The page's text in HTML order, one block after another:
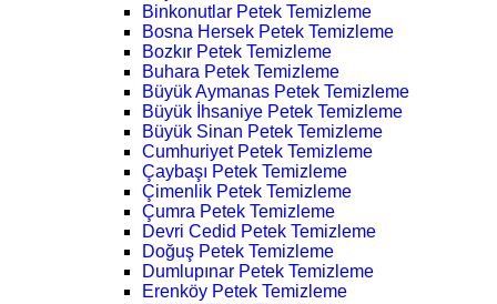
Binkonutlar Petek Temizleme
Bosna Hersek Petek Temizleme
Bozkır Petek Temizleme
Buhara Petek Temizleme
Büyük Aymanas Petek Temizleme
Büyük İhsaniye Petek Temizleme
Büyük Sinan Petek Temizleme
Cumhuriyet Petek Temizleme
Çaybaşı Petek Temizleme
Çimenlik Petek Temizleme
Çumra Petek Temizleme
Devri Cedid Petek Temizleme
Doğuş Petek Temizleme
Dumlupınar Petek Temizleme
Erenköy Petek Temizleme